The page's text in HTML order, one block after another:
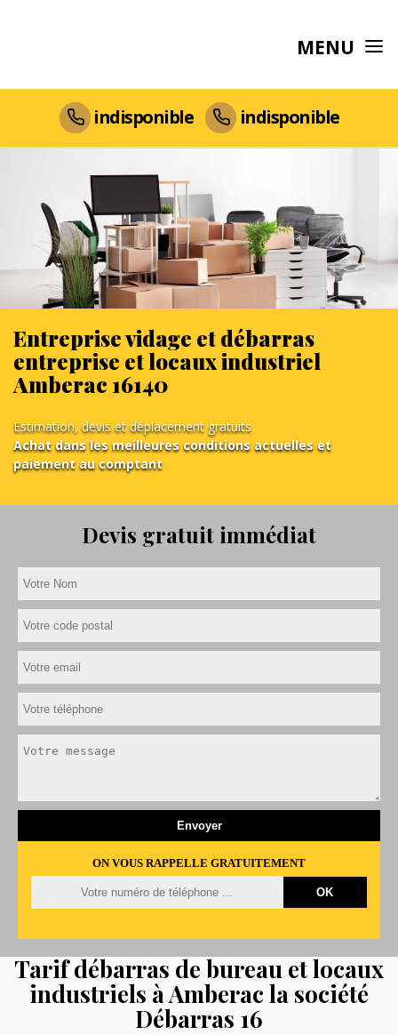
MENU
indisponible indisponible
Entreprise vidage et débarras
entreprise et locaux industriel
Amberac 16140
Estimation, devis et déplacement gratuits
Achat dans les meilleures conditions actuelles et
paiement au comptant
Devis gratuit immédiat
ON VOUS RAPPELLE GRATUITEMENT
Tarif débarras de bureau et locaux
industriels à Amberac la société
Débarras 16